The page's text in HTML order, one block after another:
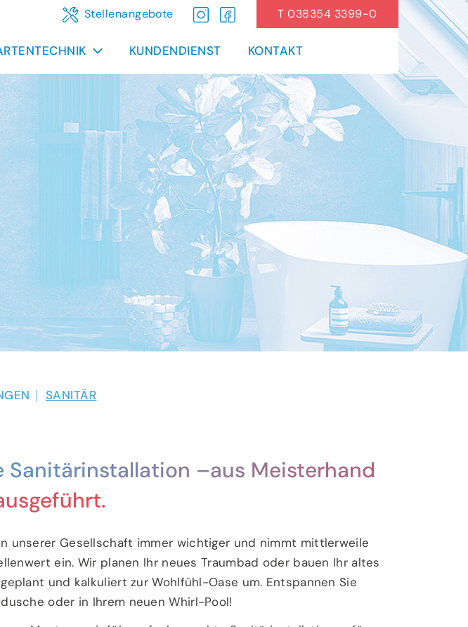
Stellenangebote InstagramFacebookT 038354 3399-0
KUNDENDIENST KONTAKT
SANITÄR
Sanitärinstallation –aus Meisterhand
unserer Gesellschaft immer wichtiger und nimmt mittlerweile
ein. Wir planen Ihr neues Traumbad oder bauen Ihr altes
und kalkuliert zur Wohlfühl-Oase um. Entspannen Sie
oder in Ihrem neuen Whirl-Pool!